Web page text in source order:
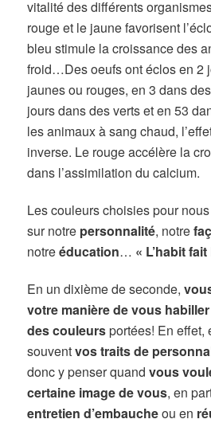
vitalité des différents
rouge et le jaune favorisent
bleu stimule la croissance des
froid…Des oeufs ont éclos en 2
jaunes ou rouges, en 3 dans
jours dans des verts et en 53
les animaux à sang chaud,
inverse. Le rouge accélère la
dans l’assimilation du calcium.
Les couleurs choisies pour
sur notre personnalité, notre
notreéducation… « L’habit
En un dixième de seconde,
votre manière de vous habiller
des couleursportées! En effet,
souventvos traits de
donc y penser quandvous
certaine image de vous, en
entretien d’embaucheou en